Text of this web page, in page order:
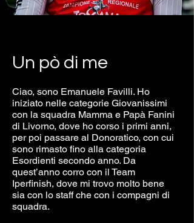
Un pò di me
Ciao, sono Emanuele Favilli. Ho
iniziato nelle categorie Giovanissimi
con la squadra Mamma e Papà Fanini
di Livorno, dove ho corso i primi anni,
per poi passare al Donoratico, con cui
sono rimasto fino alla categoria
Esordienti secondo anno. Da
quest’anno corro con il Team
Iperfinish, dove mi trovo molto bene
sia con lo staff che con i compagni di
squadra.